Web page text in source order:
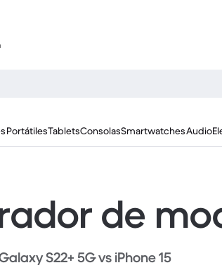
PortátilesTabletsConsolasSmartwatchesAudio
de
S22+ 5G vs iPhone 15